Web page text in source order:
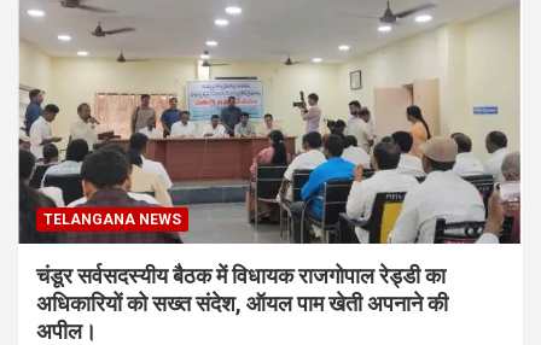
TELANGANA NEWS
चंडूर सर्वसदस्यीय बैठक में विधायक राजगोपाल रेड्डी का
अधिकारियों को सख्त संदेश, ऑयल पाम खेती अपनाने की
अपील।